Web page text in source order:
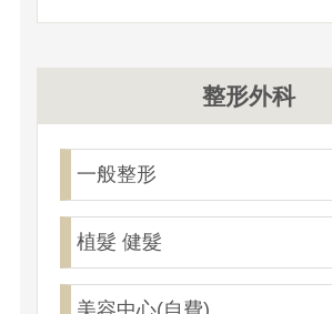
整形外科
一般整形
植髮 健髮